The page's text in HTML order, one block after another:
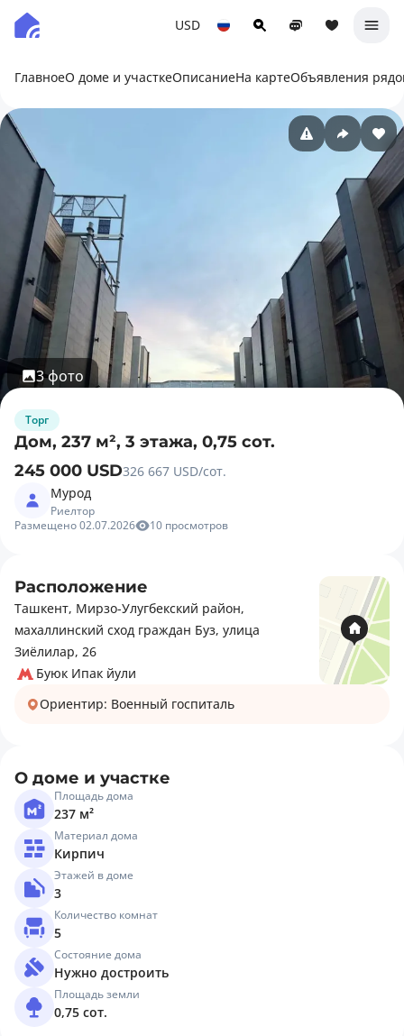
USD
ГлавноеО доме и участкеОписаниеНа картеОбъявления
3 фото
Торг
Дом, 237 м², 3 этажа, 0,75 сот.
245 000 USD326 667 USD/сот.
Мурод
Риелтор
Размещено 02.07.2026
10 просмотров
Расположение
Ташкент, Мирзо-Улугбекский район,
махаллинский сход граждан Буз, улица
Зиёлилар, 26
Буюк Ипак йули
Ориентир: Военный госпиталь
О доме и участке
Площадь дома
237 м²
Материал дома
Кирпич
Этажей в доме
3
Количество комнат
5
Состояние дома
Нужно достроить
Площадь земли
0,75 сот.